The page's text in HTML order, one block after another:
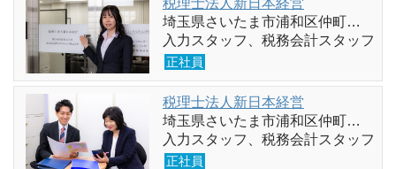
埼玉県さいたま市浦和区仲町…
入力スタッフ、税務会計スタッフ
正社員
税理士法人新日本経営
埼玉県さいたま市浦和区仲町…
入力スタッフ、税務会計スタッフ
正社員